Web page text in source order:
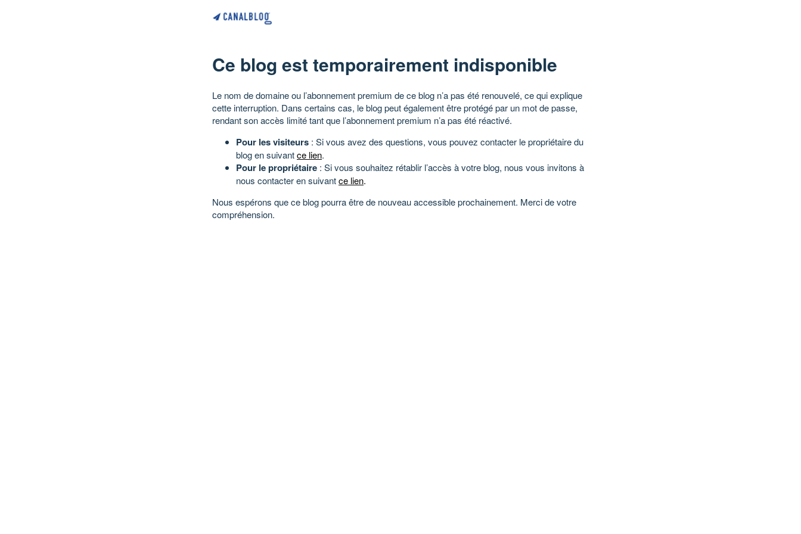
Ce blog est temporairement indisponible
Le nom de domaine ou l’abonnement premium de ce blog n’a pas été renouvelé, ce qui explique
cette interruption. Dans certains cas, le blog peut également être protégé par un mot de passe,
rendant son accès limité tant que l’abonnement premium n’a pas été réactivé.
Pour les visiteurs : Si vous avez des questions, vous pouvez contacter le propriétaire du
blog en suivantce lien.
Pour le propriétaire : Si vous souhaitez rétablir l’accès à votre blog, nous vous invitons à
nous contacter en suivantce lien.
Nous espérons que ce blog pourra être de nouveau accessible prochainement. Merci de votre
compréhension.